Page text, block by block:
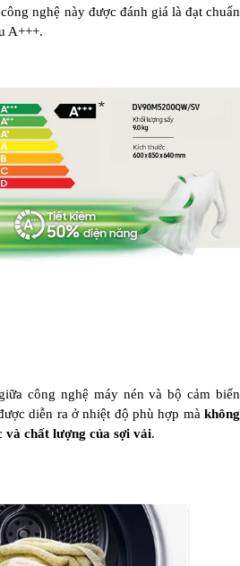
nghệ này được đánh giá là đạt chuẩn
A+++.
công nghệ máy nén và bộ cảm biến
diễn ra ở nhiệt độ phù hợp mà không
và chất lượng của sợi vải.